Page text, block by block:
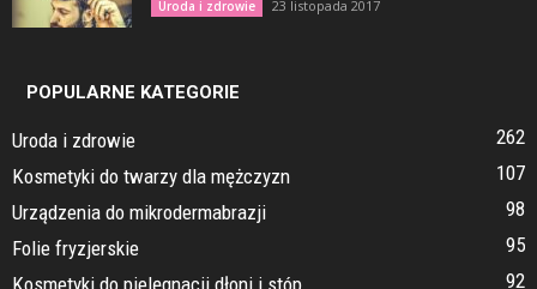
Uroda i zdrowie 23 listopada 2017
POPULARNE KATEGORIE
Uroda i zdrowie
262
Kosmetyki do twarzy dla mężczyzn
107
Urządzenia do mikrodermabrazji
98
Folie fryzjerskie
95
Kosmetyki do pielęgnacji dłoni i stóp
92